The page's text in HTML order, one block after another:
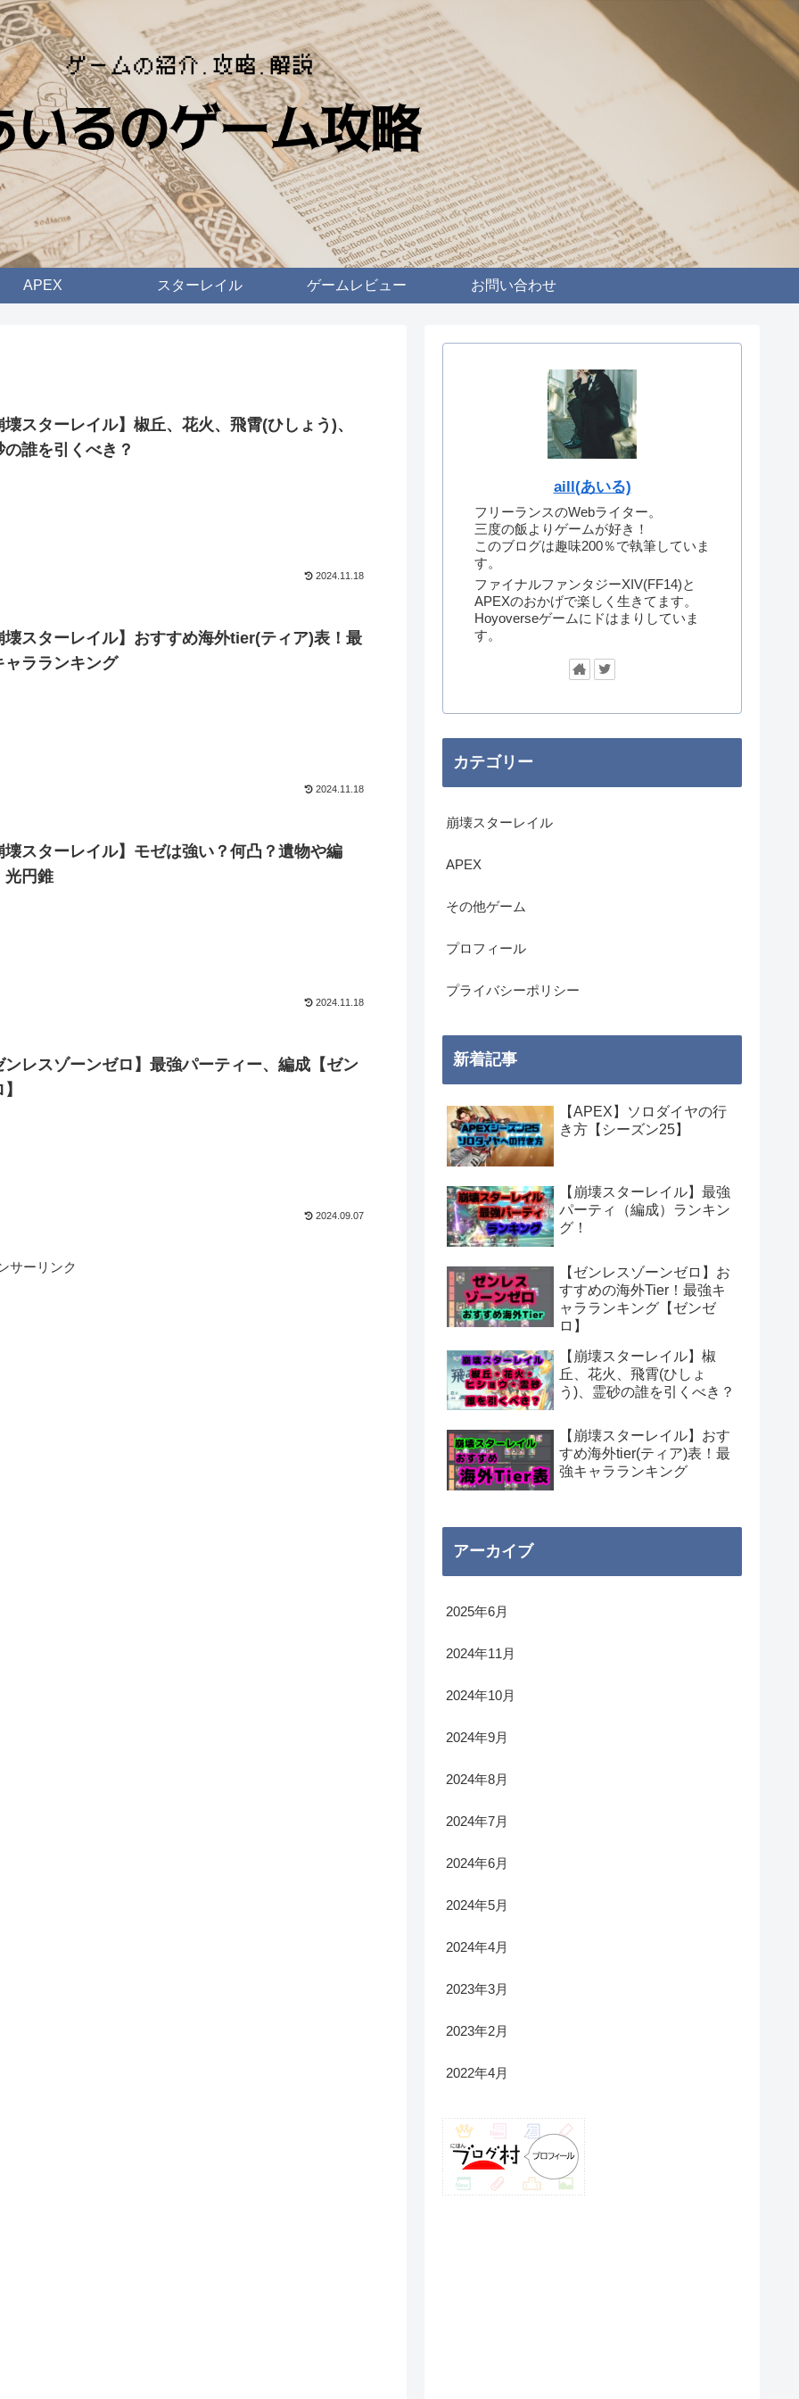
APEX スターレイル ゲームレビュー お問い合わせ
壊スターレイル】椒丘、花火、飛霄(ひしょう)、
の誰を引くべき？
2024.11.18
壊スターレイル】おすすめ海外tier(ティア)表！最
ャラランキング
2024.11.18
壊スターレイル】モゼは強い？何凸？遺物や編
光円錐
2024.11.18
ンレスゾーンゼロ】最強パーティー、編成【ゼン
2024.09.07
サーリンク
aill(あいる)
フリーランスのWebライター。
三度の飯よりゲームが好き！
このブログは趣味200％で執筆していま
す。
ファイナルファンタジーXIV(FF14)と
APEXのおかげで楽しく生きてます。
Hoyoverseゲームにドはまりしていま
す。
カテゴリー
崩壊スターレイル
APEX
その他ゲーム
プロフィール
プライバシーポリシー
新着記事
【APEX】ソロダイヤの行
き方【シーズン25】
【崩壊スターレイル】最強
パーティ（編成）ランキン
グ！
【ゼンレスゾーンゼロ】お
すすめの海外Tier！最強キ
ャラランキング【ゼンゼ
ロ】
【崩壊スターレイル】椒
丘、花火、飛霄(ひしょ
う)、霊砂の誰を引くべき？
【崩壊スターレイル】おす
すめ海外tier(ティア)表！最
強キャラランキング
アーカイブ
2025年6月
2024年11月
2024年10月
2024年9月
2024年8月
2024年7月
2024年6月
2024年5月
2024年4月
2023年3月
2023年2月
2022年4月